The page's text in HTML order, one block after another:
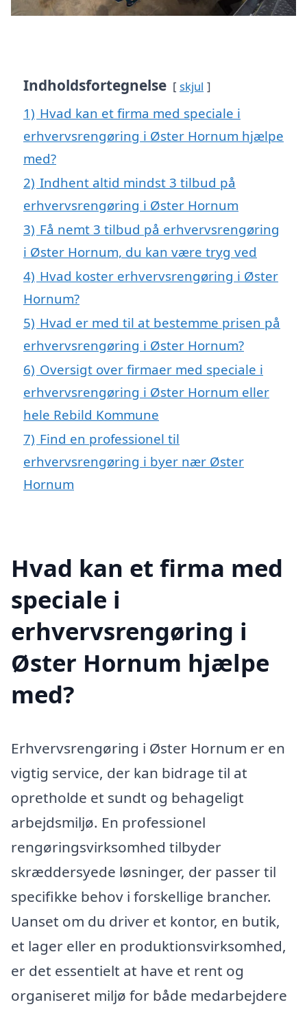
Indholdsfortegnelse skjul
1) Hvad kan et firma med speciale i
erhvervsrengøring i Øster Hornum hjælpe
med?
2) Indhent altid mindst 3 tilbud på
erhvervsrengøring i Øster Hornum
3) Få nemt 3 tilbud på erhvervsrengøring
i Øster Hornum, du kan være tryg ved
4) Hvad koster erhvervsrengøring i Øster
Hornum?
5) Hvad er med til at bestemme prisen på
erhvervsrengøring i Øster Hornum?
6) Oversigt over firmaer med speciale i
erhvervsrengøring i Øster Hornum eller
hele Rebild Kommune
7) Find en professionel til
erhvervsrengøring i byer nær Øster
Hornum
Hvad kan et firma med
speciale i
erhvervsrengøring i
Øster Hornum hjælpe
med?
Erhvervsrengøring i Øster Hornum er en
vigtig service, der kan bidrage til at
opretholde et sundt og behageligt
arbejdsmiljø. En professionel
rengøringsvirksomhed tilbyder
skræddersyede løsninger, der passer til
specifikke behov i forskellige brancher.
Uanset om du driver et kontor, en butik,
et lager eller en produktionsvirksomhed,
er det essentielt at have et rent og
organiseret miljø for både medarbejdere